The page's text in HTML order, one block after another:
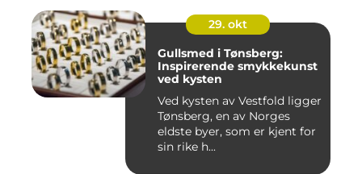
29. okt
Gullsmed i Tønsberg:
Inspirerende smykkekunst
ved kysten
Ved kysten av Vestfold ligger
Tønsberg, en av Norges
eldste byer, som er kjent for
sin rike h...